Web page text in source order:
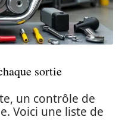
sortie
un contrôle de
Voici une liste de